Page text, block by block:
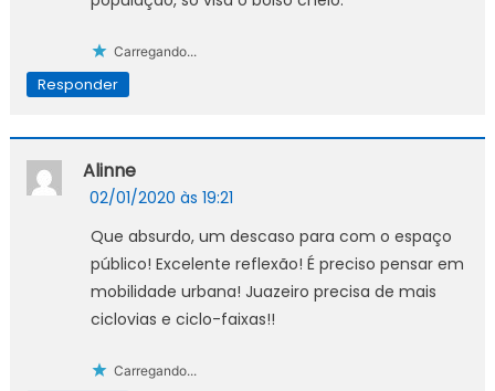
Carregando...
Responder
Alinne
02/01/2020 às 19:21
Que absurdo, um descaso para com o espaço
público! Excelente reflexão! É preciso pensar em
mobilidade urbana! Juazeiro precisa de mais
ciclovias e ciclo-faixas!!
Carregando...